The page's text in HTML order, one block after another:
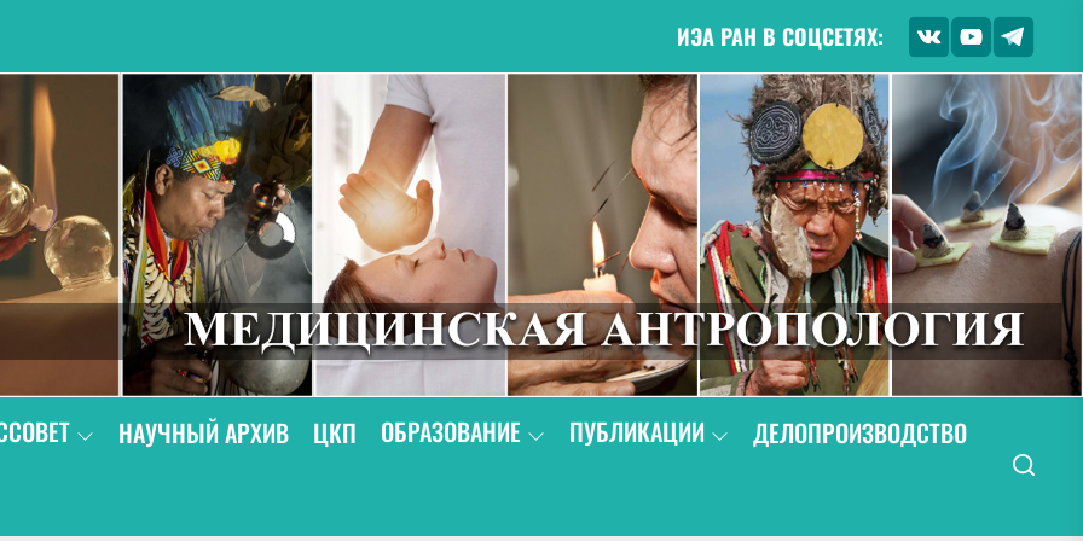
ИЭА РАН В СОЦСЕТЯХ:
НАУЧНЫЙ АРХИВ ЦКП ОБРАЗОВАНИЕ ПУБЛИКАЦИИ
ДЕЛОПРОИЗВОДСТВО